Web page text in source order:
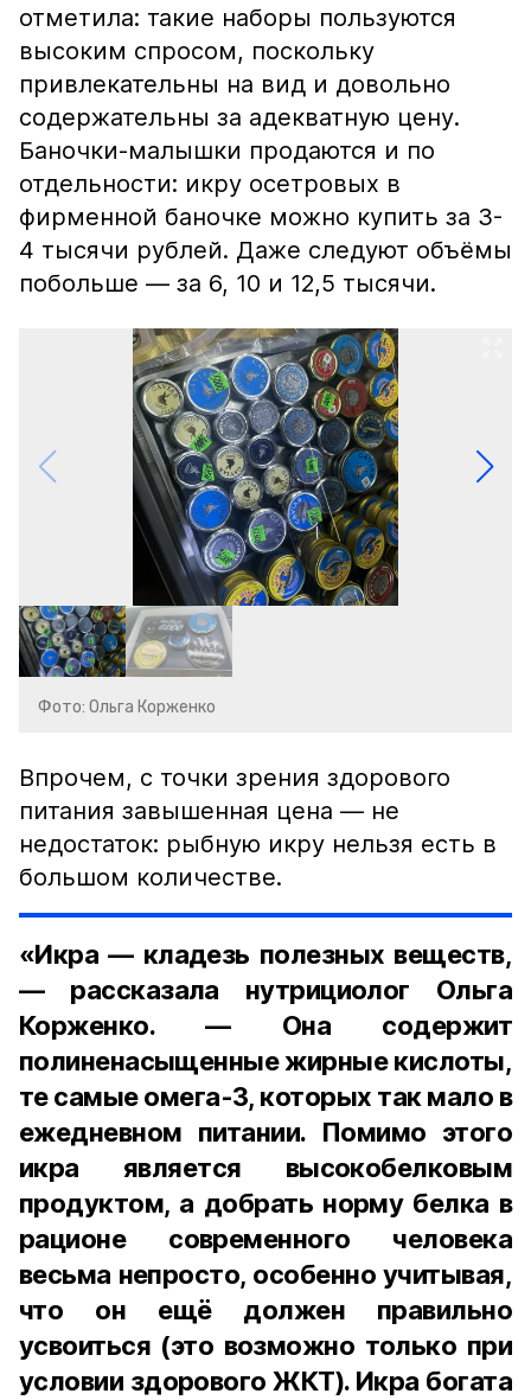
отметила: такие наборы пользуются
высоким спросом, поскольку
привлекательны на вид и довольно
содержательны за адекватную цену.
Баночки-малышки продаются и по
отдельности: икру осетровых в
фирменной баночке можно купить за 3-
4 тысячи рублей. Даже следуют объёмы
побольше — за 6, 10 и 12,5 тысячи.
Фото: Ольга Корженко
Впрочем, с точки зрения здорового
питания завышенная цена — не
недостаток: рыбную икру нельзя есть в
большом количестве.
«Икра — кладезь полезных веществ,
— рассказала нутрициолог Ольга
Корженко. — Она содержит
полиненасыщенные жирные кислоты,
те самые омега-3, которых так мало в
ежедневном питании. Помимо этого
икра является высокобелковым
продуктом, а добрать норму белка в
рационе современного человека
весьма непросто, особенно учитывая,
что он ещё должен правильно
усвоиться (это возможно только при
условии здорового ЖКТ). Икра богата